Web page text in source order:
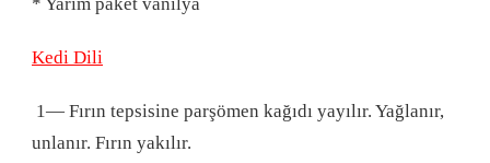
Kedi Dili
1— Fırın tepsisine parşömen kağıdı yayılır. Yağlanır,
unlanır. Fırın yakılır.